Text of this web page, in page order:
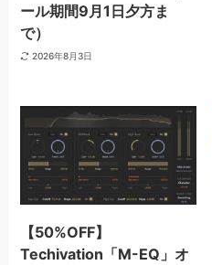
ール期間9月1日夕方ま
で）
2026年8月3日
【50%OFF】
Techivation「M-EQ」オ